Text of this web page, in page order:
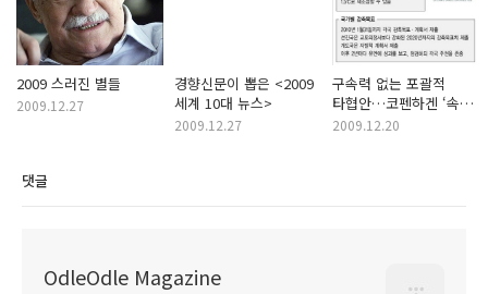
2009 스러진 별들
2009.12.27
경향신문이 뽑은 <2009
세계 10대 뉴스>
2009.12.27
구속력 없는 포괄적
타협안…코펜하겐 ‘속빈
협정’ 논란
2009.12.20
댓글
OdleOdle Magazine